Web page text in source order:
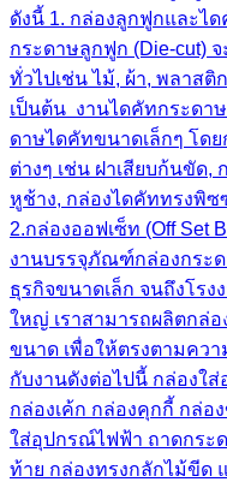
ดังนี้ 1. กล่องลูกฟูกและได
กระดาษลูกฟูก (Die-cut)
ทั่วไปเช่น ไม้, ผ้า, พลาส
เป็นต้น งานไดคัทกระดา
ดาษไดคัทขนาดเล็กๆ โด
ต่างๆ เช่น ฝาเสียบก้นขัด,
หูช้าง, กล่องไดคัททรงพิซ
2.กล่องออฟเซ็ท (Off Set
งานบรรจุภัณฑ์กล่องกระ
ธุรกิจขนาดเล็ก จนถึงโร
ใหญ่ เราสามารถผลิตกล่
ขนาด เพื่อให้ตรงตามคว
กับงานดังต่อไปนี้ กล่องใ
กล่องเค้ก กล่องคุกกี้ กล่อ
ใส่อุปกรณ์ไฟฟ้า ถาดกระ
ท้าย กล่องทรงกลักไม้ขีด